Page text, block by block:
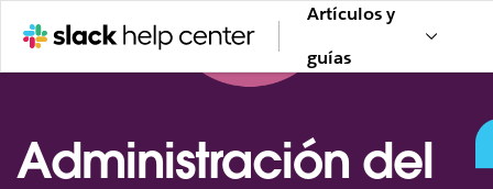
Artículos y
guías
Administración del